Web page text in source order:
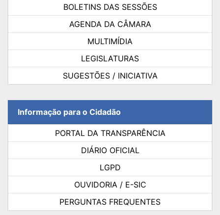
BOLETINS DAS SESSÕES
AGENDA DA CÂMARA
MULTIMÍDIA
LEGISLATURAS
SUGESTÕES / INICIATIVA
Informação para o Cidadão
PORTAL DA TRANSPARÊNCIA
DIÁRIO OFICIAL
LGPD
OUVIDORIA / E-SIC
PERGUNTAS FREQUENTES